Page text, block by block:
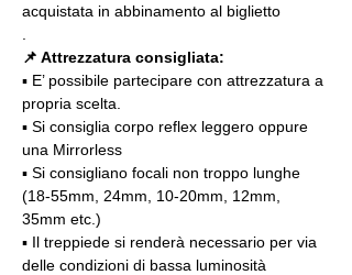
acquistata in abbinamento al biglietto
📌 Attrezzatura consigliata:
▪️ E’ possibile partecipare con attrezzatura a
propria scelta.
▪️ Si consiglia corpo reflex leggero oppure
una Mirrorless
▪️ Si consigliano focali non troppo lunghe
(18-55mm, 24mm, 10-20mm, 12mm,
35mm etc.)
▪️ Il treppiede si renderà necessario per via
delle condizioni di bassa luminosità